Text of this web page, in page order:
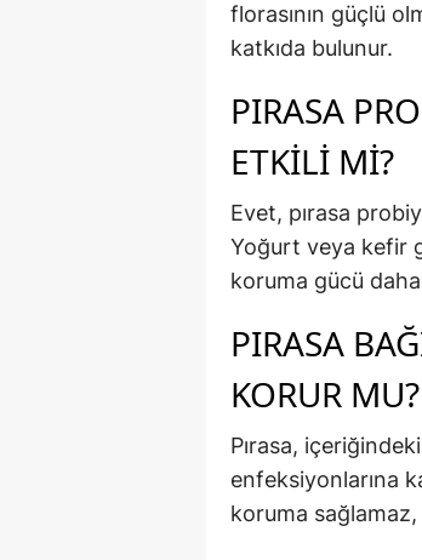
florasının güçlü
katkıda bulunur.
PIRASA
ETKILI MI?
Evet, pırasa
Yoğurt veya kefir
koruma gücü
PIRASA
KORUR MU?
Pırasa,
enfeksiyonlarına
koruma sağlamaz,